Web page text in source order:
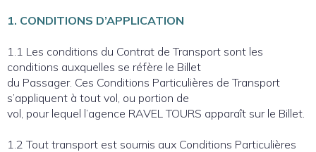
1. CONDITIONS D’APPLICATION
1.1 Les conditions du Contrat de Transport sont les
conditions auxquelles se réfère le Billet
du Passager. Ces Conditions Particulières de Transport
s’appliquent à tout vol, ou portion de
vol, pour lequel l’agence RAVEL TOURS apparaît sur le Billet.
1.2 Tout transport est soumis aux Conditions Particulières